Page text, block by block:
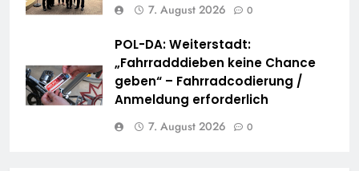
7. August 2026 0
POL-DA: Weiterstadt:
„Fahrradddieben keine Chance
geben“ – Fahrradcodierung /
Anmeldung erforderlich
7. August 2026 0